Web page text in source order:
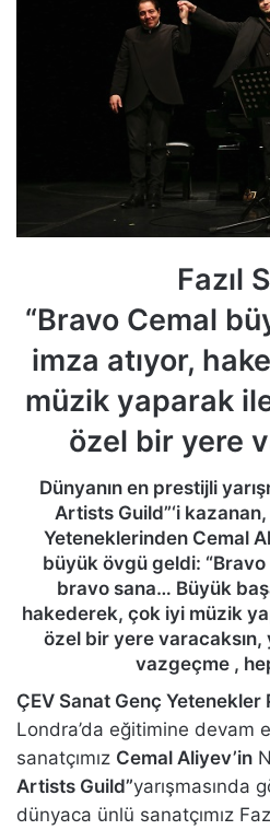
Fazıl
“Bravo Cemal
imza atıyor,
müzik yaparak
özel bir yere
Dünyanın en prestijli
Artists Guild”‘i kazanan,
Yeteneklerinden Cemal
büyük övgü geldi:
bravo sana… Büyük
hakederek, çok iyi müzik
özel bir yere varacaksın,
vazgeçme ,
ÇEV Sanat Genç Yetenekler
Londra’da eğitimine devam
sanatçımız Cemal Aliyev’in
Artists Guild”yarışmasında
dünyaca ünlü sanatçımız